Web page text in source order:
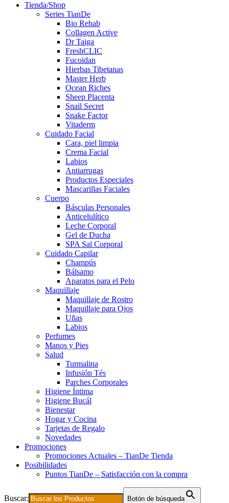
Tienda/Shop
Series TianDe
Bio Rehab
Collagen Active
Dr Taiga
FreshCLIC
Fucoidan
Hierbas Tibetanas
Master Herb
Ocean Riches
Sheep Placenta
Snail Secret
Snake Factor
Vitaderm
Cuidado Facial
Cara, piel limpia
Crema Facial
Labios
Antiarrugas
Productos Especiales
Mascarillas Faciales
Cuerpo
Básculas Personales
Anticelulítico
Leche Corporal
Gel de Ducha
SPA Sal Corporal
Cuidado Capilar
Champús
Bálsamo
Aparatos para el Pelo
Maquillaje
Maquillaje de Rostro
Maquillaje para Ojos
Uñas
Labios
Perfumes
Manos y Pies
Salud
Turmalina
Infusión Tés
Parches Corporales
Higiene Íntima
Higiene Bucál
Bienestar
Hogar y Cocina
Tarjetas de Regalo
Novedades
Promociones
Promociones Actuales – TianDe Tienda
Posibilidades
Puntos TianDe – Satisfacción con la compra
Buscar: Botón de búsqueda